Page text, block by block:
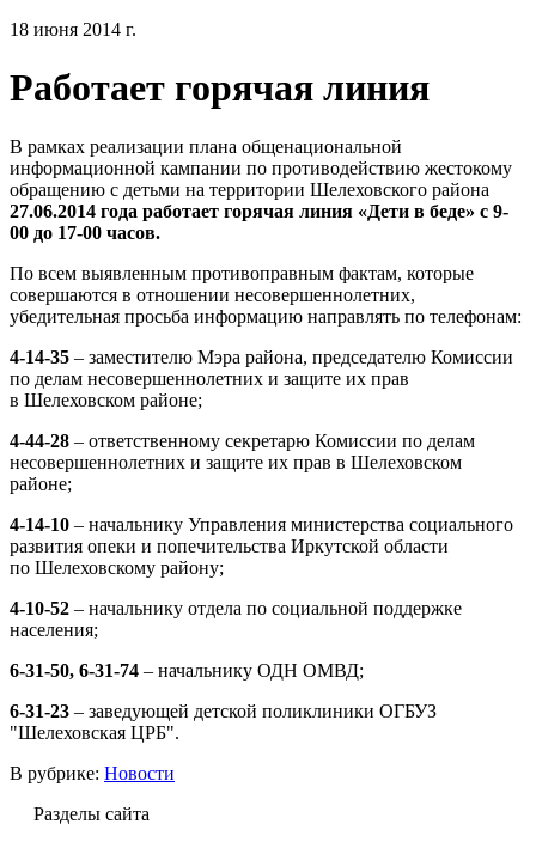
18 июня 2014 г.
Работает горячая линия
В рамках реализации плана общенациональной
информационной кампании по противодействию жестокому
обращению с детьми на территории Шелеховского района
27.06.2014 года работает горячая линия «Дети в беде» с 9-
00 до 17-00 часов.
По всем выявленным противоправным фактам, которые
совершаются в отношении несовершеннолетних,
убедительная просьба информацию направлять по телефонам:
4-14-35 – заместителю Мэра района, председателю Комиссии
по делам несовершеннолетних и защите их прав
в Шелеховском районе;
4-44-28 – ответственному секретарю Комиссии по делам
несовершеннолетних и защите их прав в Шелеховском
районе;
4-14-10 – начальнику Управления министерства социального
развития опеки и попечительства Иркутской области
по Шелеховскому району;
4-10-52 – начальнику отдела по социальной поддержке
населения;
6-31-50, 6-31-74 – начальнику ОДН ОМВД;
6-31-23 – заведующей детской поликлиники ОГБУЗ
"Шелеховская ЦРБ".
В рубрике: Новости
Разделы сайта